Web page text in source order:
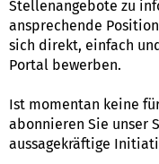
Stellenangebote zu
ansprechende
sich direkt, einfach
Portal bewerben.
Ist momentan keine
abonnieren Sie unser
aussagekräftige